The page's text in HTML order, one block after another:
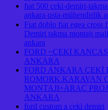
fıat 500 çeki-demiri-
ankara-usta-mühendislik
Fıat doblo fıat egea
Demiri takma montajı
ankara
FORD ~ÇEKİ
ANKARA
FORD ANKARA ÇEKİ
ROMORK.KARAVAN
MONTAJI+ARAÇ
ANKARA
ford custom a çeki demiri